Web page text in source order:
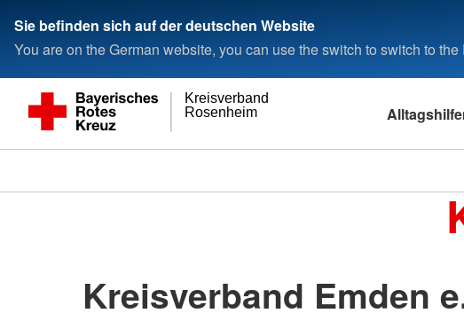
Sie befinden sich auf der deutschen Website
You are on the German website, you can use the switch to switch to
Rosenheim
Kreisverband
Kreisverband Emden